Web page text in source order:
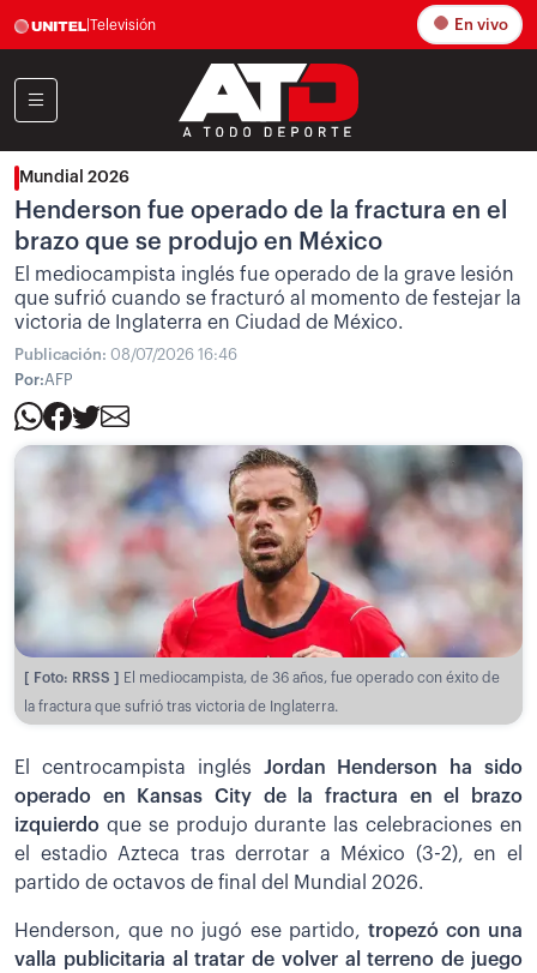
Televisión En vivo
Mundial 2026
Henderson fue operado de la fractura en el
brazo que se produjo en México
El mediocampista inglés fue operado de la grave lesión
que sufrió cuando se fracturó al momento de festejar la
victoria de Inglaterra en Ciudad de México.
Publicación: 08/07/2026 16:46
Por:AFP
[ Foto: RRSS ]
El mediocampista, de 36 años, fue operado con éxito de
la fractura que sufrió tras victoria de Inglaterra.
El centrocampista inglés Jordan Henderson ha sido
operado en Kansas City de la fractura en el brazo
izquierdo que se produjo durante las celebraciones en
el estadio Azteca tras derrotar a México (3-2), en el
partido de octavos de final del Mundial 2026.
Henderson, que no jugó ese partido, tropezó con una
valla publicitaria al tratar de volver al terreno de juego